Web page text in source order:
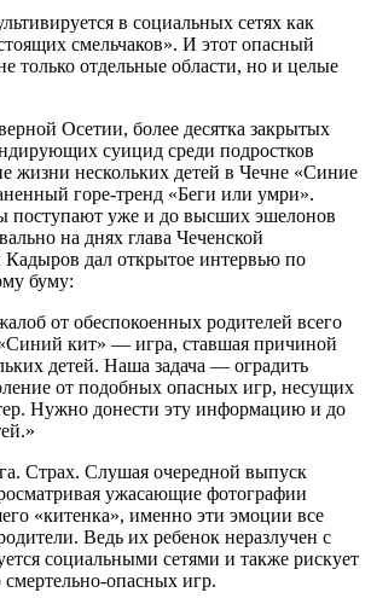
в социальных сетях как
смельчаков». И этот опасный
только отдельные области, но и целые
Осетии, более десятка закрытых
суицид среди подростков
жизни нескольких детей в Чечне «Синие
горе-тренд «Беги или умри».
поступают уже и до высших эшелонов
на днях глава Чеченской
Кадыров дал открытое интервью по
буму:
от обеспокоенных родителей всего
«Синий кит» — игра, ставшая причиной
детей. Наша задача — оградить
от подобных опасных игр, несущих
Нужно донести эту информацию и до
Страх. Слушая очередной выпуск
ужасающие фотографии
«китенка», именно эти эмоции все
Ведь их ребенок неразлучен с
социальными сетями и также рискует
опасных игр.